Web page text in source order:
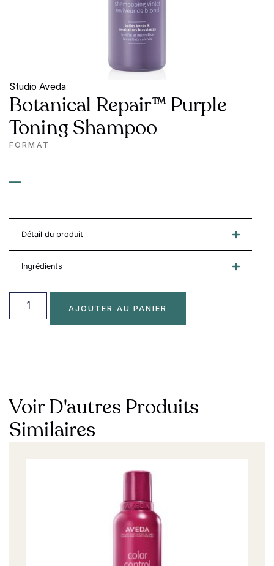
Studio Aveda
Botanical Repair™ Purple
Toning Shampoo
FORMAT
—
Détail du produit
Ingrédients
AJOUTER AU PANIER
Voir D'autres Produits
Similaires